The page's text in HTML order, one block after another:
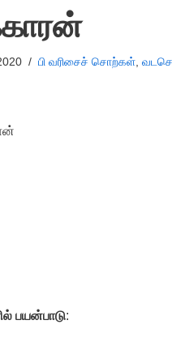
பி வரிசைச் சொற்கள்
பயன்பாடு: